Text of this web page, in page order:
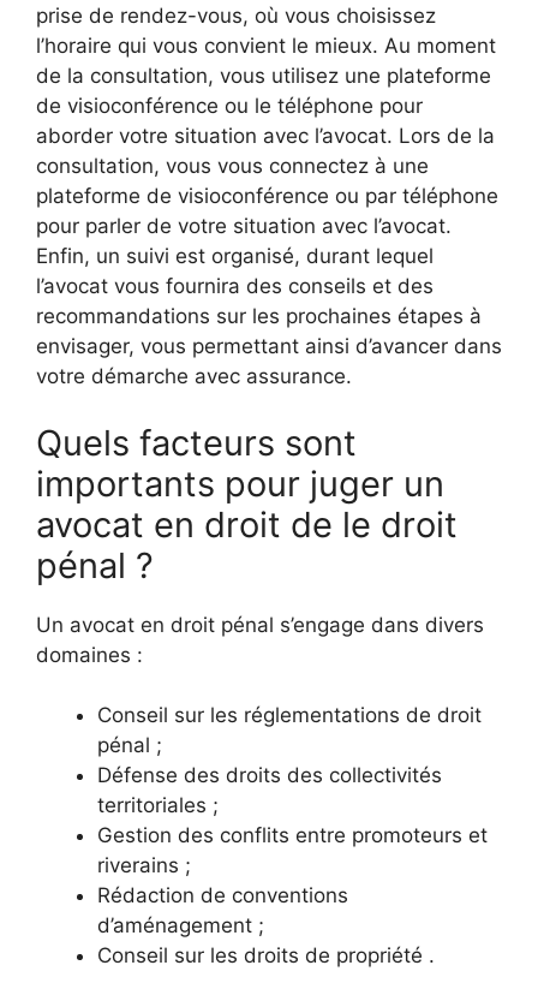
prise de rendez-vous, où vous choisissez
l’horaire qui vous convient le mieux. Au moment
de la consultation, vous utilisez une plateforme
de visioconférence ou le téléphone pour
aborder votre situation avec l’avocat. Lors de la
consultation, vous vous connectez à une
plateforme de visioconférence ou par téléphone
pour parler de votre situation avec l’avocat.
Enfin, un suivi est organisé, durant lequel
l’avocat vous fournira des conseils et des
recommandations sur les prochaines étapes à
envisager, vous permettant ainsi d’avancer dans
votre démarche avec assurance.
Quels facteurs sont
importants pour juger un
avocat en droit de le droit
pénal ?
Un avocat en droit pénal s’engage dans divers
domaines :
Conseil sur les réglementations de droit
pénal ;
Défense des droits des collectivités
territoriales ;
Gestion des conflits entre promoteurs et
riverains ;
Rédaction de conventions
d’aménagement ;
Conseil sur les droits de propriété .